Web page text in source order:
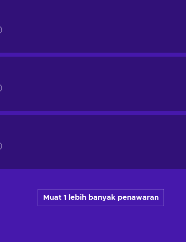
Muat 1 lebih banyak penawaran